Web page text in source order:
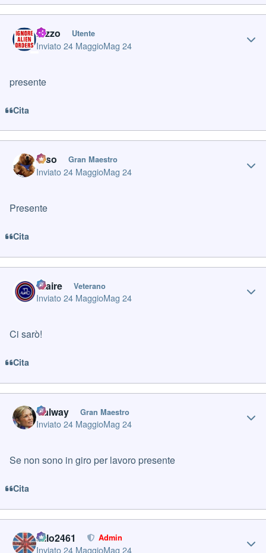
razzo Utente
Inviato24 MaggioMag 24
presente
Cita
orso Gran Maestro
Inviato24 MaggioMag 24
Presente
Cita
Claire Veterano
Inviato24 MaggioMag 24
Ci sarò!
Cita
Galway Gran Maestro
Inviato24 MaggioMag 24
Se non sono in giro per lavoro presente
Cita
cillo2461 Admin
Inviato24 MaggioMag 24